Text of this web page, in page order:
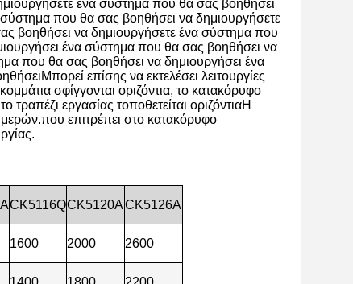
ένα σύστημα που θα σας βοηθήσει
που θα σας βοηθήσει να δημιουργήσετε
βοηθήσει να δημιουργήσετε ένα σύστημα που
ένα σύστημα που θα σας βοηθήσει να
που θα σας βοηθήσει να δημιουργήσει ένα
επίσης να εκτελέσει λειτουργίες
σφίγγονται οριζόντια, το κατακόρυφο
εργασίας τοποθετείται οριζόντιαΗ
επιτρέπει στο κατακόρυφο
CK5116QCK5120ACK5126A
1600 2000 2600